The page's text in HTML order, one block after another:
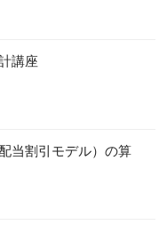
講座
当割引モデル）の算